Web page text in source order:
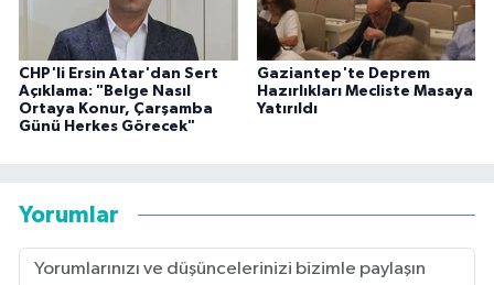
CHP'li Ersin Atar'dan Sert
Açıklama: "Belge Nasıl
Ortaya Konur, Çarşamba
Günü Herkes Görecek"
Gaziantep'te Deprem
Hazırlıkları Mecliste Masaya
Yatırıldı
Yorumlar